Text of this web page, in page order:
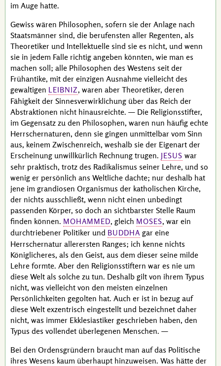
im Auge hatte.
Gewiss wären Philosophen, sofern sie der Anlage nach
Staatsmänner sind, die berufensten aller Regenten, als
Theoretiker und Intellektuelle sind sie es nicht, und wenn
sie in jedem Falle richtig angeben könnten, wie man es
machen soll; alle Philosophen des Westens seit der
Frühantike, mit der einzigen Ausnahme vielleicht des
gewaltigen LEIBNIZ, waren aber Theoretiker, deren
Fähigkeit der Sinnesverwirklichung über das Reich der
Abstraktionen nicht hinausreichte. — Die Religionsstifter,
im Gegensatz zu den Philosophen, waren nun häufig echte
Herrschernaturen, denn sie gingen unmittelbar vom Sinn
aus, keinem Zwischenreich, weshalb sie der Eigenart der
Erscheinung unwillkürlich Rechnung trugen. JESUS war
sehr praktisch, trotz des Radikalismus seiner Lehre, und so
wenig er persönlich ans Weltliche dachte; nur deshalb hat
jene im grandiosen Organismus der katholischen Kirche,
der nichts ausschließt, wenn nicht einen unbedingt
passenden Körper, so doch an sichtbarster Stelle Raum
finden können. MOHAMMED, gleich MOSES, war ein
durchtriebener Politiker und BUDDHA gar eine
Herrschernatur allerersten Ranges; ich kenne nichts
Königlicheres, als den Geist, aus dem dieser seine milde
Lehre formte. Aber den Religionsstiftern war es nie um
diese Welt als solche zu tun. Deshalb gilt von ihrem Typus
nicht, was vielleicht von den meisten einzelnen
Persönlichkeiten gegolten hat. Auch er ist in bezug auf
diese Welt exzentrisch eingestellt und bezeichnet daher
nicht, was immer Ekklesiastiker geschrieben haben, den
Typus des vollendet überlegenen Menschen. —
Bei den Ordensgründern braucht man auf das Politische
ihres Wesens kaum überhaupt hinzuweisen. Was hätte der